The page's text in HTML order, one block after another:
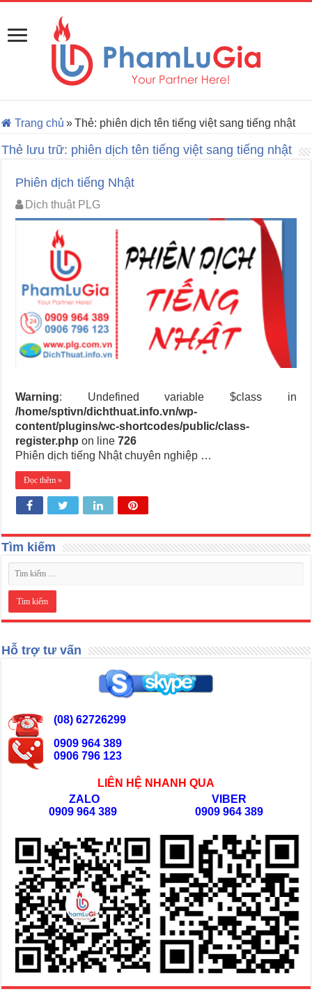
Trang chủ »Thẻ: phiên dịch tên tiếng việt sang tiếng nhật
Thẻ lưu trữ: phiên dịch tên tiếng việt sang tiếng nhật
Phiên dịch tiếng Nhật
Dịch thuật PLG
Warning: Undefined variable $class in
/home/sptivn/dichthuat.info.vn/wp-
content/plugins/wc-shortcodes/public/class-
register.php on line726
Phiên dịch tiếng Nhật chuyên nghiệp …
Đọc thêm »
Tìm kiếm
Hỗ trợ tư vấn
(08) 62726299
0909 964 389
0906 796 123
LIÊN HỆ NHANH QUA
ZALO
0909 964 389
VIBER
0909 964 389